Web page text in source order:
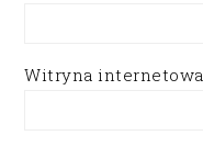
Witryna internetowa